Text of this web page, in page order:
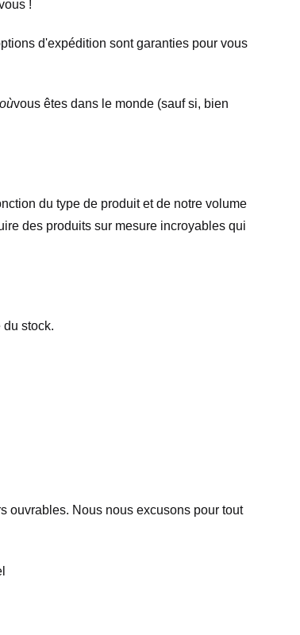
!
d'expédition sont garanties pour vous
vous êtes dans le monde (sauf si, bien
du type de produit et de notre volume
des produits sur mesure incroyables qui
stock.
ouvrables. Nous nous excusons pour tout